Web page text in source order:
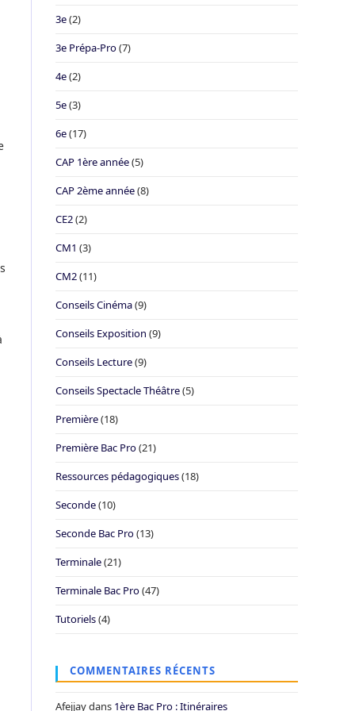
3e(2)
3e Prépa-Pro(7)
4e(2)
5e(3)
6e(17)
CAP 1ère année(5)
CAP 2ème année(8)
CE2(2)
CM1 (3)
CM2(11)
Conseils Cinéma(9)
Conseils Exposition (9)
Conseils Lecture(9)
Conseils Spectacle Théâtre(5)
Première(18)
Première Bac Pro(21)
Ressources pédagogiques(18)
Seconde(10)
Seconde Bac Pro(13)
Terminale(21)
Terminale Bac Pro(47)
Tutoriels(4)
COMMENTAIRES RÉCENTS
Afejjaydans 1ère Bac Pro : Itinéraires